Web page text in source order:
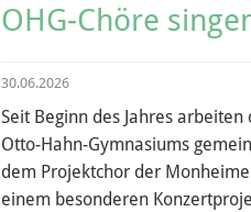
OHG-Chöre
30.06.2026
Seit Beginn des Jahres
Otto-Hahn-Gymnasiums
dem Projektchor der
einem besonderen